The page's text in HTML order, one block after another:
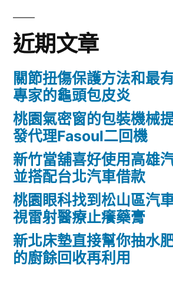
字:
近期文章
關節扭傷保護方法和最
專家的龜頭包皮炎
桃園氣密窗的包裝機械
發代理Fasoul二回機
新竹當舖喜好使用高雄
並搭配台北汽車借款
桃園眼科找到松山區汽
視雷射醫療止癢藥膏
新北床墊直接幫你抽水
的廚餘回收再利用